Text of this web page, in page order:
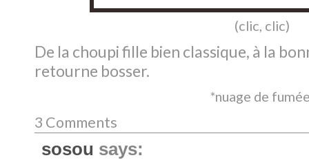
(clic, clic)
De la choupi fille bien classique, à la
retourne bosser.
*nuage de
3 Comments
sosou says: